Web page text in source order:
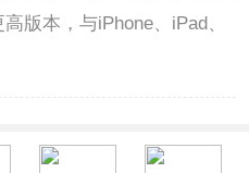
版本，与iPhone、iPad、